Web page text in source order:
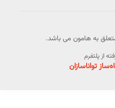
به هامون می باشد.
از پلتفرم
تواناسازان